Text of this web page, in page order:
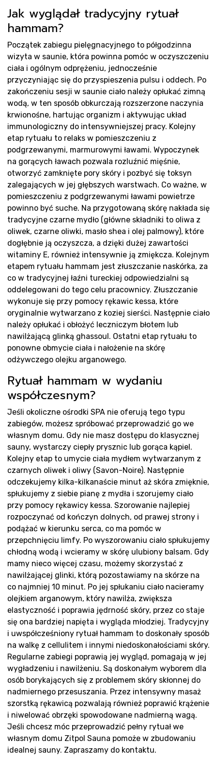
Jak wyglądał tradycyjny rytuał
hammam?
Początek zabiegu pielęgnacyjnego to półgodzinna
wizyta w saunie, która powinna pomóc w oczyszczeniu
ciała i ogólnym odprężeniu, jednocześnie
przyczyniając się do przyspieszenia pulsu i oddech. Po
zakończeniu sesji w saunie ciało należy opłukać zimną
wodą, w ten sposób obkurczają rozszerzone naczynia
krwionośne, hartując organizm i aktywując układ
immunologiczny do intensywniejszej pracy. Kolejny
etap rytuału to relaks w pomieszczeniu z
podgrzewanymi, marmurowymi ławami. Wypoczynek
na gorących ławach pozwala rozluźnić mięśnie,
otworzyć zamknięte pory skóry i pozbyć się toksyn
zalegających w jej głębszych warstwach. Co ważne, w
pomieszczeniu z podgrzewanymi ławami powietrze
powinno być suche. Na przygotowaną skórę nakłada się
tradycyjne czarne mydło (główne składniki to oliwa z
oliwek, czarne oliwki, masło shea i olej palmowy), które
dogłębnie ją oczyszcza, a dzięki dużej zawartości
witaminy E, również intensywnie ją zmiękcza. Kolejnym
etapem rytuału hammam jest złuszczanie naskórka, za
co w tradycyjnej łaźni tureckiej odpowiedzialni są
oddelegowani do tego celu pracownicy. Złuszczanie
wykonuje się przy pomocy rękawic kessa, które
oryginalnie wytwarzano z koziej sierści. Następnie ciało
należy opłukać i obłożyć leczniczym błotem lub
nawilżającą glinką ghassoul. Ostatni etap rytuału to
ponowne obmycie ciała i nałożenie na skórę
odżywczego olejku arganowego.
Rytuał hammam w wydaniu
współczesnym?
Jeśli okoliczne ośrodki SPA nie oferują tego typu
zabiegów, możesz spróbować przeprowadzić go we
własnym domu. Gdy nie masz dostępu do klasycznej
sauny, wystarczy ciepły prysznic lub gorąca kąpiel.
Kolejny etap to umycie ciała mydłem wytwarzanym z
czarnych oliwek i oliwy (Savon-Noire). Następnie
odczekujemy kilka-kilkanaście minut aż skóra zmięknie,
spłukujemy z siebie pianę z mydła i szorujemy ciało
przy pomocy rękawicy kessa. Szorowanie najlepiej
rozpoczynać od kończyn dolnych, od prawej strony i
podążać w kierunku serca, co ma pomóc w
przepchnięciu limfy. Po wyszorowaniu ciało spłukujemy
chłodną wodą i wcieramy w skórę ulubiony balsam. Gdy
mamy nieco więcej czasu, możemy skorzystać z
nawilżającej glinki, którą pozostawiamy na skórze na
co najmniej 10 minut. Po jej spłukaniu ciało nacieramy
olejkiem arganowym, który nawilża, zwiększa
elastyczność i poprawia jędrność skóry, przez co staje
się ona bardziej napięta i wygląda młodziej. Tradycyjny
i uwspółcześniony rytuał hammam to doskonały sposób
na walkę z cellulitem i innymi niedoskonałościami skóry.
Regularne zabiegi poprawią jej wygląd, pomagają w jej
wygładzeniu i nawilżeniu. Są doskonałym wyborem dla
osób borykających się z problemem skóry skłonnej do
nadmiernego przesuszania. Przez intensywny masaż
szorstką rękawicą pozwalają również poprawić krążenie
i niwelować obrzęki spowodowane nadmierną wagą.
Jeśli chcesz móc przeprowadzić pełny rytuał we
własnym domu Zitpol Sauna pomoże w zbudowaniu
idealnej sauny. Zapraszamy do kontaktu.